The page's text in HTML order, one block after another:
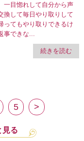
一目惚れして自分から声
換して毎日やり取りして
ってもやり取りできるけ
事できな...
続きを読む
5 >
見る